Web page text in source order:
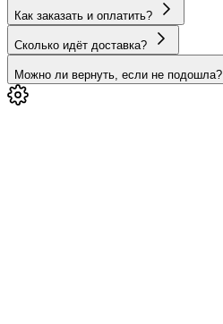
Как заказать и оплатить?
Сколько идёт доставка?
Можно ли вернуть, если не подошла?